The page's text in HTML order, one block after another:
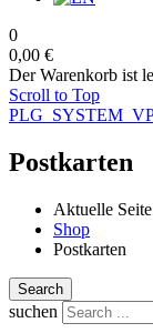
0
0,00 €
Der Warenkorb ist
Scroll to Top
Postkarten
Aktuelle
Shop
Postkarten
Search
suchen